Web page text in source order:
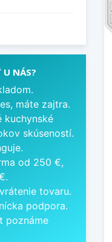
U NÁS?
máte zajtra.
kuchynské
skúseností.
od 250 €,
tovaru.
podpora.
poznáme